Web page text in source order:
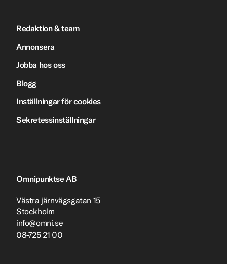
Redaktion & team
Annonsera
Jobba hos oss
Blogg
Inställningar för cookies
Sekretessinställningar
Omnipunktse AB
Västra järnvägsgatan 15
Stockholm
info@omni.se
08-725 21 00